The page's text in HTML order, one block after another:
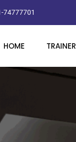
74777701
HOME TRAINER